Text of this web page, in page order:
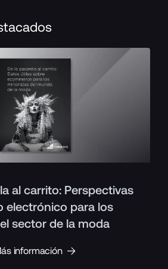
al carrito: Perspectivas
electrónico para los
sector de la moda
información